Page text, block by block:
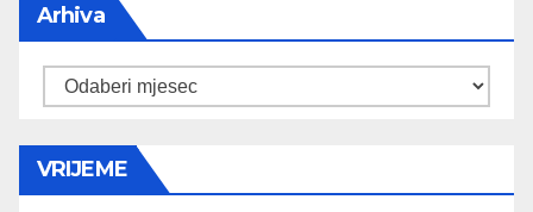
Arhiva
Arhiva
VRIJEME